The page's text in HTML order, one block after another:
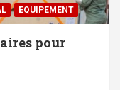
EQUIPEMENT
pour